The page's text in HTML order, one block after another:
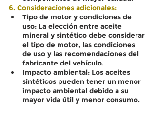
6. Consideraciones adicionales:
Tipo de motor y condiciones de
uso: La elección entre aceite
mineral y sintético debe considerar
el tipo de motor, las condiciones
de uso y las recomendaciones del
fabricante del vehículo.
Impacto ambiental: Los aceites
sintéticos pueden tener un menor
impacto ambiental debido a su
mayor vida útil y menor consumo.